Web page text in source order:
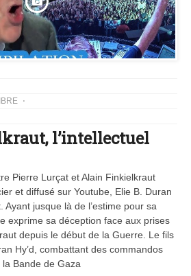
l’intellectuel
Pierre Lurçat et Alain Finkielkraut
et diffusé sur Youtube, Elie B. Duran
jusque là de l’estime pour sa
exprime sa déception face aux prises
depuis le début de la Guerre. Le fils
Hy’d, combattant des commandos
Bande de Gaza